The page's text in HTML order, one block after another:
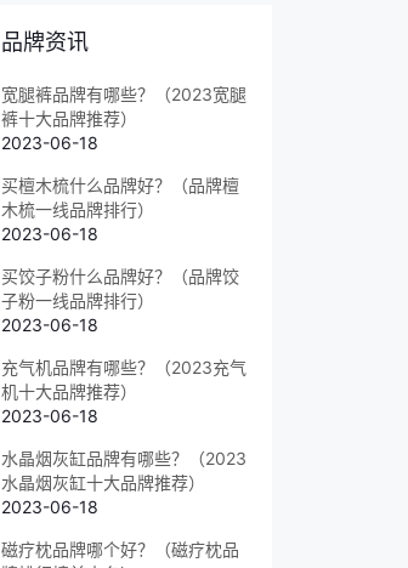
品牌资讯
宽腿裤品牌有哪些？（2023宽腿
裤十大品牌推荐）
2023-06-18
买檀木梳什么品牌好？（品牌檀
木梳一线品牌排行）
2023-06-18
买饺子粉什么品牌好？（品牌饺
子粉一线品牌排行）
2023-06-18
充气机品牌有哪些？（2023充气
机十大品牌推荐）
2023-06-18
水晶烟灰缸品牌有哪些？（2023
水晶烟灰缸十大品牌推荐）
2023-06-18
磁疗枕品牌哪个好？（磁疗枕品